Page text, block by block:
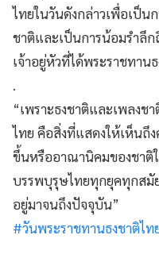
ไทยในวันดังกล่าวเพื่อเป็น
ชาติและเป็นการน้อมรำลึ
เจ้าอยู่หัวที่ได้พระราชทาน
.
“เพราะธงชาติและเพลง
ไทย คือสิ่งที่แสดงให้เห็นถึง
ขึ้นหรืออาณานิคมของชาติใ
บรรพบุรุษไทยทุกยุคทุกสมั
อยู่มาจนถึงปัจจุบัน”
#วันพระราชทานธงชาติไท